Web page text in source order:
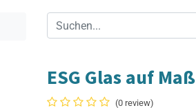
ESG Glas auf Maß
(0 review)